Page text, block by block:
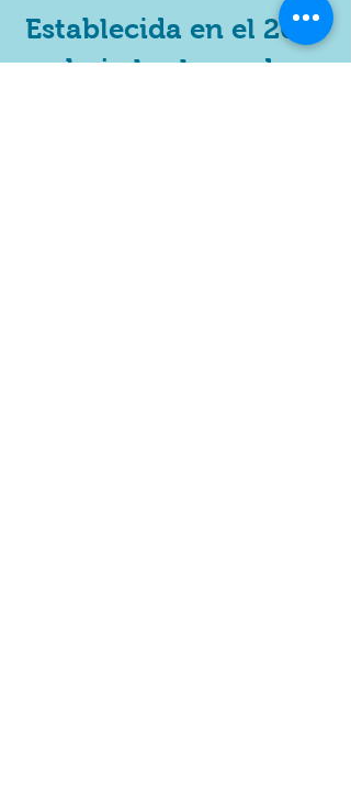
Establecida en el 2019
bajo las leyes de